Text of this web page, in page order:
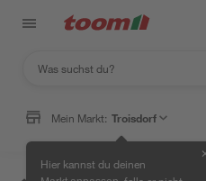
Mein Markt: Troisdorf
Hier kannst du deinen